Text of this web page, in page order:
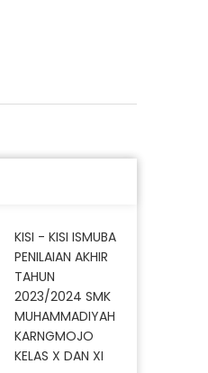
KISI - KISI ISMUBA
PENILAIAN AKHIR
TAHUN
2023/2024 SMK
MUHAMMADIYAH
KARNGMOJO
KELAS X DAN XI